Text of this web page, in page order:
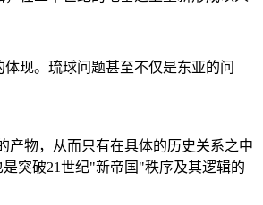
现。琉球问题甚至不仅是东亚的问
产物，从而只有在具体的历史关系之中
突破21世纪"新帝国"秩序及其逻辑的